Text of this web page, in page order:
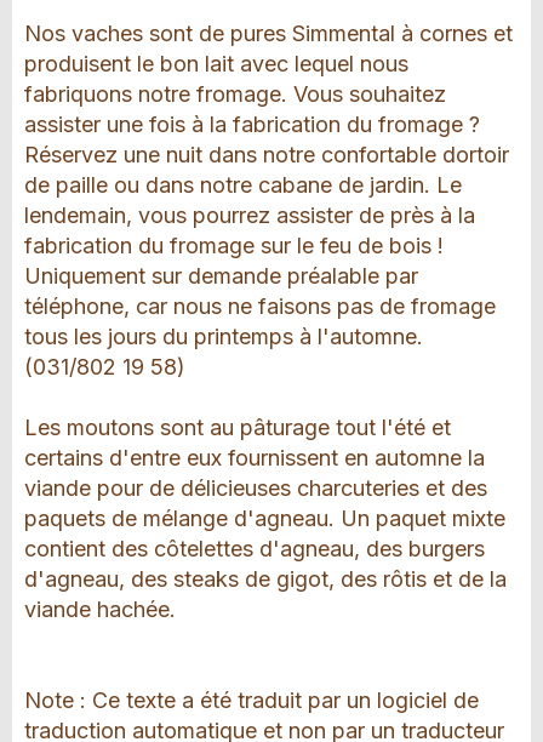
Nos vaches sont de pures Simmental à cornes et
produisent le bon lait avec lequel nous
fabriquons notre fromage. Vous souhaitez
assister une fois à la fabrication du fromage ?
Réservez une nuit dans notre confortable dortoir
de paille ou dans notre cabane de jardin. Le
lendemain, vous pourrez assister de près à la
fabrication du fromage sur le feu de bois !
Uniquement sur demande préalable par
téléphone, car nous ne faisons pas de fromage
tous les jours du printemps à l'automne.
(031/802 19 58)
Les moutons sont au pâturage tout l'été et
certains d'entre eux fournissent en automne la
viande pour de délicieuses charcuteries et des
paquets de mélange d'agneau. Un paquet mixte
contient des côtelettes d'agneau, des burgers
d'agneau, des steaks de gigot, des rôtis et de la
viande hachée.
Note : Ce texte a été traduit par un logiciel de
traduction automatique et non par un traducteur